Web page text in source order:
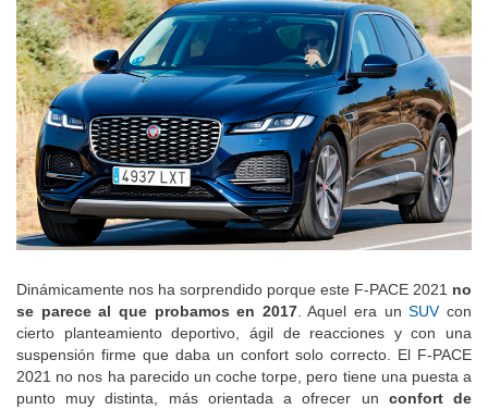
Dinámicamente nos ha sorprendido porque este F-PACE 2021 no
se parece al que probamos en 2017. Aquel era unSUVcon
cierto planteamiento deportivo, ágil de reacciones y con una
suspensión firme que daba un confort solo correcto. El F-PACE
2021 no nos ha parecido un coche torpe, pero tiene una puesta a
punto muy distinta, más orientada a ofrecer un confort de